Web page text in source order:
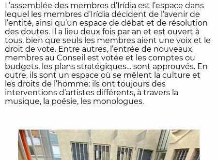
L’assemblée des membres d’Irídia est l’espace dans
lequel les membres d’Irídia décident de l’avenir de
l’entité, ainsi qu’un espace de débat et de résolution
des doutes. Il a lieu deux fois par an et est ouvert à
tous, bien que seuls les membres aient une voix et le
droit de vote. Entre autres, l’entrée de nouveaux
membres au Conseil est votée et les comptes ou
budgets, les plans stratégiques… sont approuvés. En
outre, ils sont un espace où se mêlent la culture et
les droits de l’homme: ils ont toujours des
interventions d’artistes différents, à travers la
musique, la poésie, les monologues.